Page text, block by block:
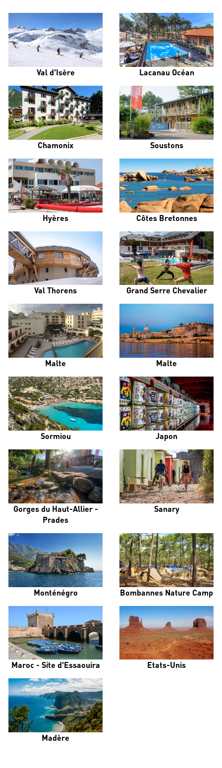
Val d'Isère Lacanau Océan
Chamonix Soustons
Hyères Côtes Bretonnes
Val Thorens Grand Serre Chevalier
Malte Malte
Sormiou Japon
Gorges du Haut-Allier -
Prades
Sanary
Monténégro Bombannes Nature Camp
Maroc - Site d'Essaouira Etats-Unis
Madère